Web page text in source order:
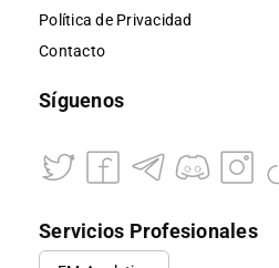
Política de Privacidad
Contacto
Síguenos
Servicios Profesionales